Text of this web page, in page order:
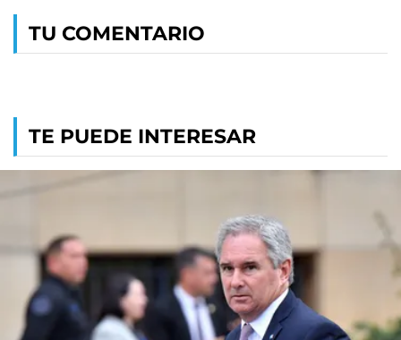
TU COMENTARIO
TE PUEDE INTERESAR